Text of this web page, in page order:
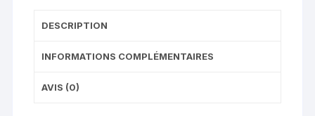
DESCRIPTION
INFORMATIONS COMPLÉMENTAIRES
AVIS (0)